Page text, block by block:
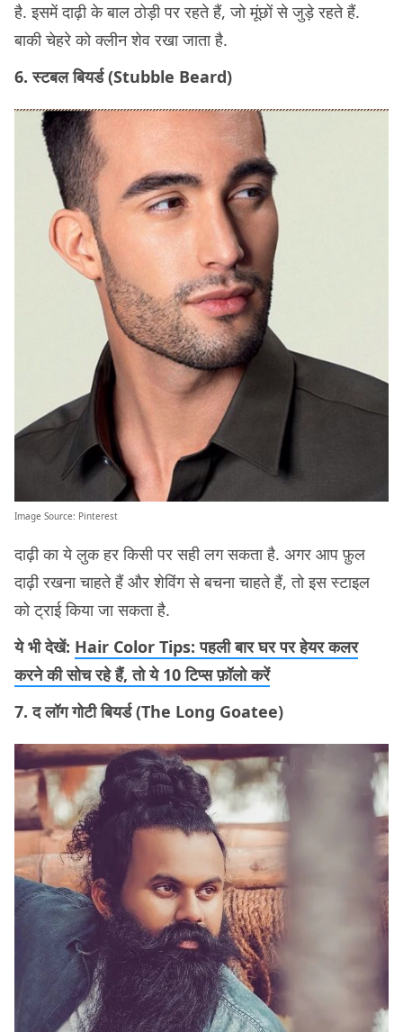
है. इसमें दाढ़ी के बाल ठोड़ी पर रहते हैं, जो मूंछों से जुड़े रहते हैं.
बाकी चेहरे को क्लीन शेव रखा जाता है.
6. स्टबल बियर्ड (Stubble Beard)
Image Source: Pinterest
दाढ़ी का ये लुक हर किसी पर सही लग सकता है. अगर आप फ़ुल
दाढ़ी रखना चाहते हैं और शेविंग से बचना चाहते हैं, तो इस स्टाइल
को ट्राई किया जा सकता है.
ये भी देखें: Hair Color Tips: पहली बार घर पर हेयर कलर
करने की सोच रहे हैं, तो ये 10 टिप्स फ़ॉलो करें
7. द लॉग गोटी बियर्ड (The Long Goatee)